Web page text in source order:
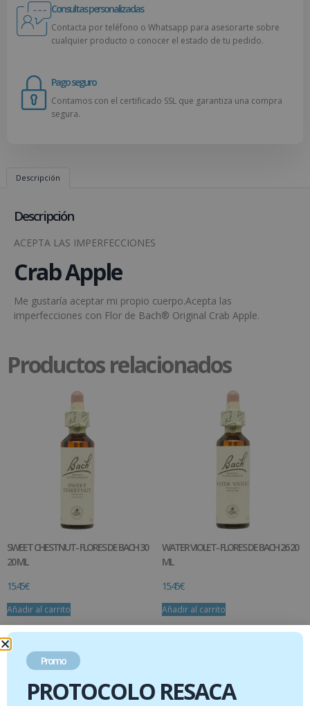
Consultas personalizadas
Contacta por teléfono o Whatsapp para asesorarte sobre
cualquier producto o conocer el estado de tu pedido.
Pago seguro
Contamos con el certificado SSL que garantiza una compra
segura.
Descripción
Descripción
ACEPTA LAS IMPERFECCIONES
Crab Apple
Me gustaría aceptar mi propio cuerpo.Acepta las
imperfecciones con Flor de Bach® Original Crab Apple.
Productos relacionados
SWEET CHESTNUT- FLORES DE BACH 30
20 ML
15.45€
Añadir al carrito
WATER VIOLET- FLORES DE BACH 26 20
ML
15.45€
Añadir al carrito
Promo
PROTOCOLO RESACA